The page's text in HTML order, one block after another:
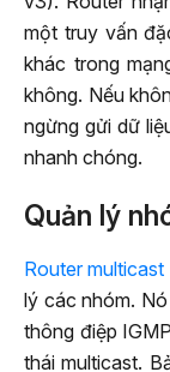
một truy vấn
khác trong
không. Nếu
ngừng gửi dữ
nhanh chóng.
Quản lý
Router multicast
lý các nhóm.
thông điệp
thái multicast.